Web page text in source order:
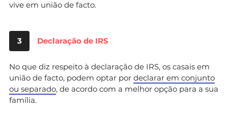
vive em união de facto.
3 Declaração de IRS
No que diz respeito à declaração de IRS, os casais em
união de facto, podem optar por declarar em conjunto
ou separado, de acordo com a melhor opção para a sua
família.